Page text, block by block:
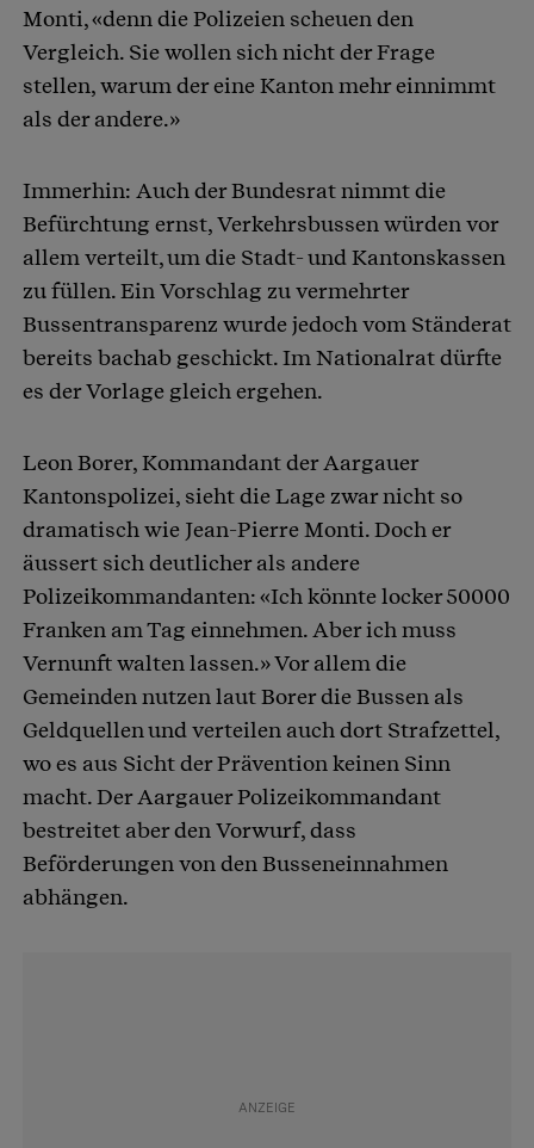
Monti, «denn die Polizeien scheuen den
Vergleich. Sie wollen sich nicht der Frage
stellen, warum der eine Kanton mehr einnimmt
als der andere.»
Immerhin: Auch der Bundesrat nimmt die
Befürchtung ernst, Verkehrsbussen würden vor
allem verteilt, um die Stadt- und Kantonskassen
zu füllen. Ein Vorschlag zu vermehrter
Bussentransparenz wurde jedoch vom Ständerat
bereits bachab geschickt. Im Nationalrat dürfte
es der Vorlage gleich ergehen.
Leon Borer, Kommandant der Aargauer
Kantonspolizei, sieht die Lage zwar nicht so
dramatisch wie Jean-Pierre Monti. Doch er
äussert sich deutlicher als andere
Polizeikommandanten: «Ich könnte locker 50000
Franken am Tag einnehmen. Aber ich muss
Vernunft walten lassen.» Vor allem die
Gemeinden nutzen laut Borer die Bussen als
Geldquellen und verteilen auch dort Strafzettel,
wo es aus Sicht der Prävention keinen Sinn
macht. Der Aargauer Polizeikommandant
bestreitet aber den Vorwurf, dass
Beförderungen von den Busseneinnahmen
abhängen.